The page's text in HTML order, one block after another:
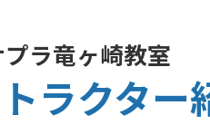
ラ竜ヶ崎教室
ラクター